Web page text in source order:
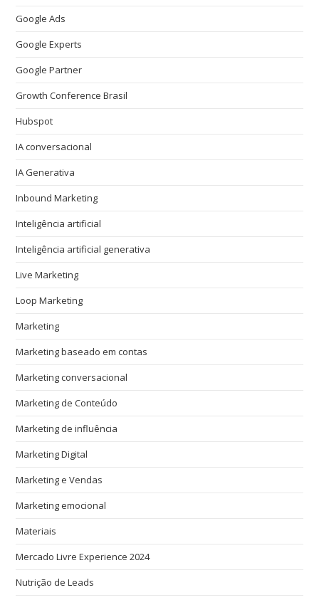
Google Ads
Google Experts
Google Partner
Growth Conference Brasil
Hubspot
IA conversacional
IA Generativa
Inbound Marketing
Inteligência artificial
Inteligência artificial generativa
Live Marketing
Loop Marketing
Marketing
Marketing baseado em contas
Marketing conversacional
Marketing de Conteúdo
Marketing de influência
Marketing Digital
Marketing e Vendas
Marketing emocional
Materiais
Mercado Livre Experience 2024
Nutrição de Leads